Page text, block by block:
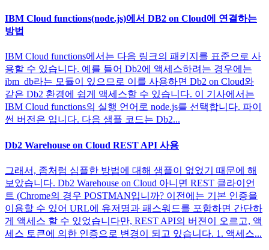
IBM Cloud functions(node.js)에서 DB2 on Cloud에 연결하는
방법
IBM Cloud functions에서는 다음 링크의 패키지를 표준으로 사
용할 수 있습니다. 예를 들어 Db2에 액세스하려는 경우에는
ibm_db라는 모듈이 있으므로 이를 사용하면 Db2 on Cloud와
같은 Db2 환경에 쉽게 액세스할 수 있습니다. 이 기사에서는
IBM Cloud functions의 실행 언어로 node.js를 선택합니다. 파이
썬 버전은 입니다. 다음 샘플 코드는 Db2...
Db2 Warehouse on Cloud REST API 사용
그래서, 좀처럼 심플한 방법에 대해 샘플이 없었기 때문에 해
보았습니다. Db2 Warehouse on Cloud 아니면 REST 클라이언
트 (Chrome의 경우 POSTMAN입니까? 이전에는 기본 인증을
이용할 수 있어 URL에 유저명과 패스워드를 포함하면 간단하
게 액세스 할 수 있었습니다만, REST API의 버젼이 오르고, 액
세스 토큰에 의한 인증으로 변경이 되고 있습니다. 1. 액세스...